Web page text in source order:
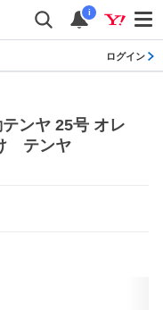
i
ログイン
ンヤ 25号 オレ
テンヤ